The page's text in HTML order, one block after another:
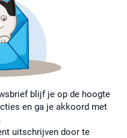
blijf je op de hoogte
en ga je akkoord met
.
uitschrijven door te